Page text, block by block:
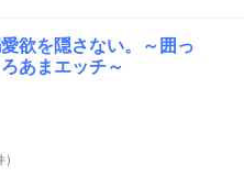
欲を隠さない。～囲っ
あまエッチ～
）